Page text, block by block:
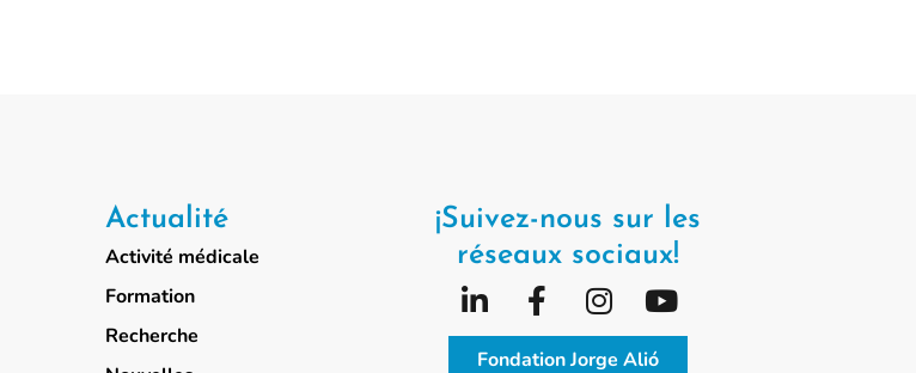
Actualité
Activité médicale
Formation
Recherche
¡Suivez-nous sur les
réseaux sociaux!
Fondation Jorge Alió